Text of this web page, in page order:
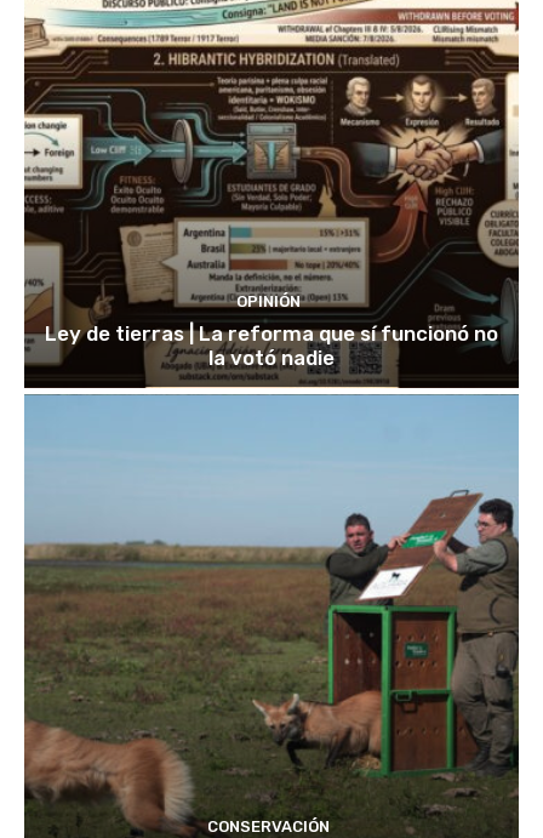
OPINIÓN
Ley de tierras | La reforma que sí funcionó no
la votó nadie
CONSERVACIÓN